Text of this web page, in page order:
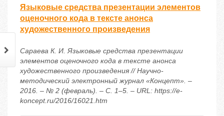
Языковые средства презентации элементов
оценочного кода в тексте анонса
художественного произведения
Сараева К. И. Языковые средства презентации
элементов оценочного кода в тексте анонса
художественного произведения // Научно-
методический электронный журнал «Концепт». –
2016. – № 2 (февраль). – С. 1–5. – URL: https://e-
koncept.ru/2016/16021.htm